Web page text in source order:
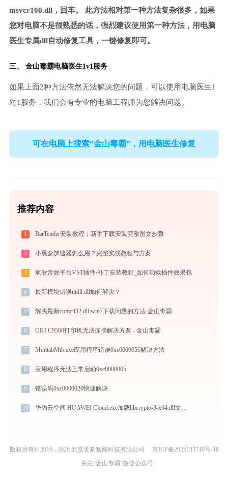
msvcr100.dll，回车。 此方法相对第一种方法复杂很多，如果
您对电脑不是很熟悉的话，强烈建议使用第一种方法，用电脑
医生专属dll自动修复工具，一键修复即可。
三、 金山毒霸电脑医生1v1服务
如果上面2种方法依然无法解决您的问题，可以使用电脑医生1
对1服务，我们会有专业的电脑工程师为您解决问题。
可在电脑上搜索“金山毒霸”，用电脑医生修复
推荐内容
1 BarTender安装教程：新手下载安装完整图文步骤
2 小黑盒加速器怎么用？完整实战教程与方案
3 疯歌音效平台VST插件/补丁安装教程_如何加载插件效果包
4 最新模块错误ntdll.dll如何解决？
5 解决最新comctl32.dll win7下载问题的方法-金山毒霸
6 OKI C9500打印机无法连接解决方案 - 金山毒霸
7 MinitabMtb.exe应用程序错误0xc0000056解决方法
8 应用程序无法正常启动0xc0000005
9 错误码0xc0000020快速解决
10 华为云空间 HUAWEI Cloud.exe加载libcrypto-3-x64.dll文件丢失处理办法
版权所有© 2010 - 2026 北京灵豹智能科技有限公司
京ICP备2025133740号-18
关注“金山毒霸”微信公众号